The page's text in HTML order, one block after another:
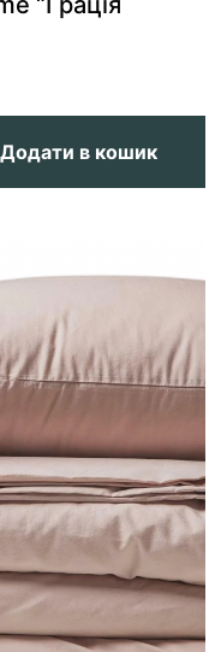
Додати в кошик